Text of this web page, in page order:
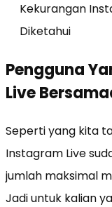
Kekurangan
Diketahui
Pengguna
Live
Seperti yang kita
Instagram Live
jumlah maksimal
Jadi untuk kalian